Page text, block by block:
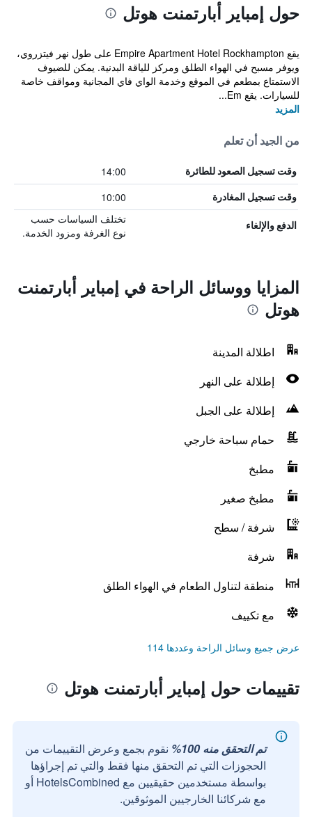
حول إمباير أبارتمنت هوتل
يقع Empire Apartment Hotel Rockhampton على طول نهر فيتزروي،
ويوفر مسبح في الهواء الطلق ومركز للياقة البدنية. يمكن للضيوف
الاستمتاع بمطعم في الموقع وخدمة الواي فاي المجانية ومواقف خاصة
للسيارات. يقع Em...
المزيد
من الجيد أن تعلم
وقت تسجيل الصعود للطائرة 14:00
وقت تسجيل المغادرة 10:00
الدفع والإلغاء
تختلف السياسات حسب
نوع الغرفة ومزود الخدمة.
المزايا ووسائل الراحة في إمباير أبارتمنت
هوتل
اطلالة المدينة
إطلالة على النهر
إطلالة على الجبل
حمام سباحة خارجي
مطبخ
مطبخ صغير
شرفة / سطح
شرفة
منطقة لتناول الطعام في الهواء الطلق
مع تكييف
عرض جميع وسائل الراحة وعددها 114
تقييمات حول إمباير أبارتمنت هوتل
تم التحقق منه 100%
نقوم بجمع وعرض التقييمات من
الحجوزات التي تم التحقق منها فقط والتي تم إجراؤها
بواسطة مستخدمين حقيقيين مع HotelsCombined أو
مع شركائنا الخارجيين الموثوقين.